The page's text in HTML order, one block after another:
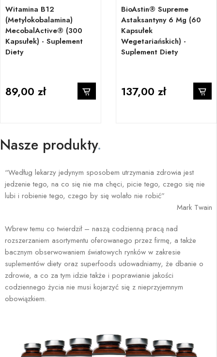
Witamina B12
(metylokobalamina)
MecobalActive® (300
Kapsułek) - Suplement
Diety
89,00 zł
BioAstin® Supreme
Astaksantyny 6 Mg (60
Kapsułek
Wegetariańskich) -
Suplement Diety
137,00 zł
Nasze produkty.
“Według lekarzy jedynym sposobem utrzymania zdrowia jest
jedzenie tego, na co się nie ma chęci, picie tego, czego się nie
lubi i robienie tego, czego by się wolało nie robić”
Mark Twain
Wbrew temu co twierdził – naszą codzienną pracą nad
rozszerzaniem asortymentu oferowanego przez firmę, a także
bacznym obserwowaniem światowych rynków w zakresie
suplementów diety oraz superfoods udowadniamy, że dbanie o
zdrowie, a co za tym idzie także i poprawianie jakości
codziennego życia nie musi kojarzyć się z nieprzyjemnym
obowiązkiem.